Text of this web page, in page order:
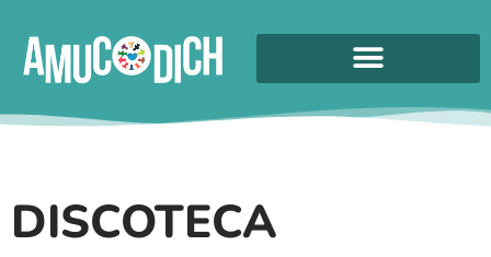
DISCOTECA